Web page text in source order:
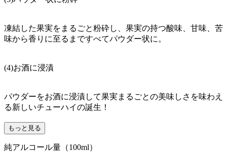
凍結した果実をまるごと粉砕し、果実の持つ酸味、甘味、苦
味から香りに至るまですべてパウダー状に。
(4)お酒に浸漬
パウダーをお酒に浸漬して果実まるごとの美味しさを味わえ
る新しいチューハイの誕生！
もっと見る
純アルコール量（100ml）